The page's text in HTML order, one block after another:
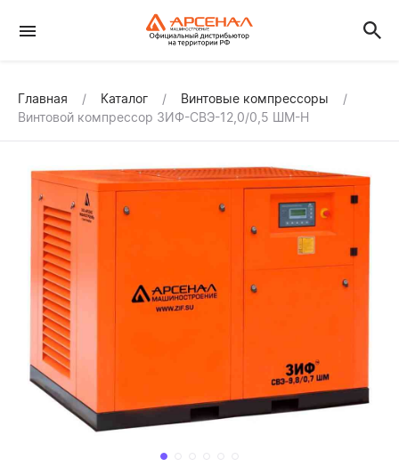
Главная Каталог
Винтовые компрессоры
Винтовой компрессор ЗИФ-СВЭ-12,0/0,5 ШМ-Н